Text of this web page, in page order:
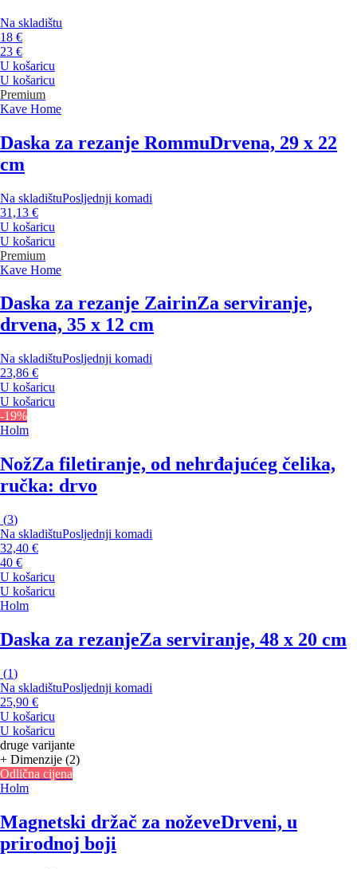
Na skladištu
18 €
23 €
U košaricu
U košaricu
Premium
Kave Home
Daska za rezanje RommuDrvena, 29 x 22
cm
Na skladištuPosljednji komadi
31,13 €
U košaricu
U košaricu
Premium
Kave Home
Daska za rezanje ZairinZa serviranje,
drvena, 35 x 12 cm
Na skladištuPosljednji komadi
23,86 €
U košaricu
U košaricu
-19%
Holm
NožZa filetiranje, od nehrđajućeg čelika,
ručka: drvo
(3)
Na skladištuPosljednji komadi
32,40 €
40 €
U košaricu
U košaricu
Holm
Daska za rezanjeZa serviranje, 48 x 20 cm
(1)
Na skladištuPosljednji komadi
25,90 €
U košaricu
U košaricu
druge varijante
+ Dimenzije (2)
Odlična cijena
Holm
Magnetski držač za noževeDrveni, u
prirodnoj boji